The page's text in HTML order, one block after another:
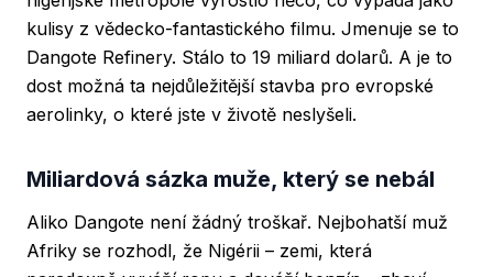
kulisy z vědecko-fantastického filmu. Jmenuje se to
Dangote Refinery. Stálo to 19 miliard dolarů. A je to
dost možná ta nejdůležitější stavba pro evropské
aerolinky, o které jste v životě neslyšeli.
Miliardová sázka muže, který se nebál
Aliko Dangote není žádný troškař. Nejbohatší muž
Afriky se rozhodl, že Nigérii – zemi, která